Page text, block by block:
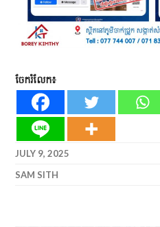
ចែករំលែក៖
JULY 9, 2025
SAM SITH